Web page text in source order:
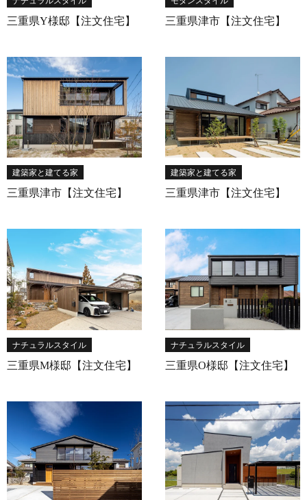
三重県Y様邸【注文住宅】 三重県津市【注文住宅】
建築家と建てる家
三重県津市【注文住宅】
建築家と建てる家
三重県津市【注文住宅】
ナチュラルスタイル
三重県M様邸【注文住宅】
ナチュラルスタイル
三重県O様邸【注文住宅】